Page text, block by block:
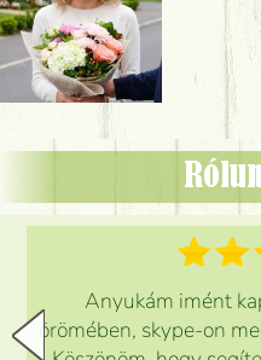
Anyukám imént
örömében, skype-on